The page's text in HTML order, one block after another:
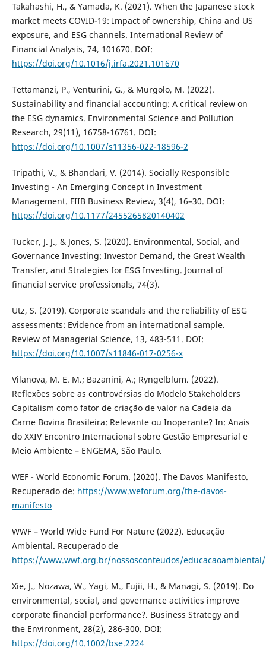
Takahashi, H., & Yamada, K. (2021). When the Japanese stock
market meets COVID-19: Impact of ownership, China and US
exposure, and ESG channels. International Review of
Financial Analysis, 74, 101670. DOI:
https://doi.org/10.1016/j.irfa.2021.101670
Tettamanzi, P., Venturini, G., & Murgolo, M. (2022).
Sustainability and financial accounting: A critical review on
the ESG dynamics. Environmental Science and Pollution
Research, 29(11), 16758-16761. DOI:
https://doi.org/10.1007/s11356-022-18596-2
Tripathi, V., & Bhandari, V. (2014). Socially Responsible
Investing - An Emerging Concept in Investment
Management. FIIB Business Review, 3(4), 16–30. DOI:
https://doi.org/10.1177/2455265820140402
Tucker, J. J., & Jones, S. (2020). Environmental, Social, and
Governance Investing: Investor Demand, the Great Wealth
Transfer, and Strategies for ESG Investing. Journal of
financial service professionals, 74(3).
Utz, S. (2019). Corporate scandals and the reliability of ESG
assessments: Evidence from an international sample.
Review of Managerial Science, 13, 483-511. DOI:
https://doi.org/10.1007/s11846-017-0256-x
Vilanova, M. E. M.; Bazanini, A.; Ryngelblum. (2022).
Reflexões sobre as controvérsias do Modelo Stakeholders
Capitalism como fator de criação de valor na Cadeia da
Carne Bovina Brasileira: Relevante ou Inoperante? In: Anais
do XXIV Encontro Internacional sobre Gestão Empresarial e
Meio Ambiente – ENGEMA, São Paulo.
WEF - World Economic Forum. (2020). The Davos Manifesto.
Recuperado de: https://www.weforum.org/the-davos-
manifesto
WWF – World Wide Fund For Nature (2022). Educação
Ambiental. Recuperado de
https://www.wwf.org.br/nossosconteudos/educacaoambiental/
Xie, J., Nozawa, W., Yagi, M., Fujii, H., & Managi, S. (2019). Do
environmental, social, and governance activities improve
corporate financial performance?. Business Strategy and
the Environment, 28(2), 286-300. DOI:
https://doi.org/10.1002/bse.2224